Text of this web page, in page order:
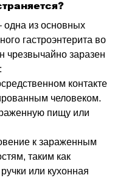
одна из основных
гастроэнтерита во
чрезвычайно заразен
контакте
человеком.
пищу или
к зараженным
таким как
или кухонная